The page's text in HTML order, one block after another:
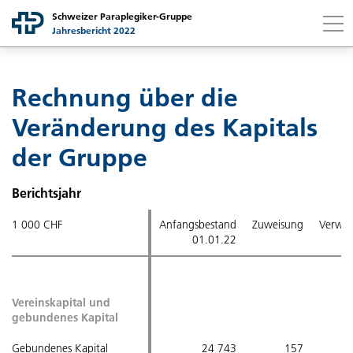
Schweizer Paraplegiker-Gruppe
Jahresbericht 2022
Gruppe
Schweizer Paraplegiker-Gruppe auf einen Blick
Botschaft Stiftungsratspräsidentin
Mitarbeitende
Gesellschaften
Schweizer Paraplegiker-Stiftung
Schweizer Paraplegiker-Forschung
Finanzbericht
Nonprofit Governance
Rechnung über die
Veränderung des Kapitals
der Gruppe
Berichtsjahr
1 000 CHF
Anfangsbestand
01.01.22
Zuweisung
Vereinskapital und
gebundenes Kapital
Gebundenes Kapital
24 743 157
1 000 CHF
Vereinskapital und
gebundenes Kapital
Gebundenes Kapital